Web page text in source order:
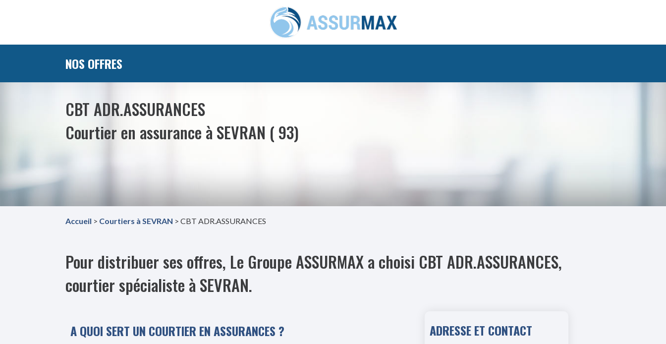
NOS OFFRES
CBT ADR.ASSURANCES
Courtier en assurance à SEVRAN ( 93)
Accueil > Courtiers à SEVRAN > CBT ADR.ASSURANCES
Pour distribuer ses offres, Le Groupe ASSURMAX a choisi CBT ADR.ASSURANCES,
courtier spécialiste à SEVRAN.
A QUOI SERT UN COURTIER EN ASSURANCES ? ADRESSE ET CONTACT